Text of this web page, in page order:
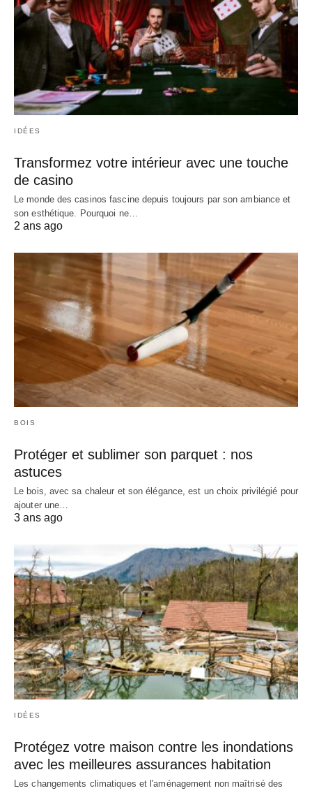
IDÉES
Transformez votre intérieur avec une touche
de casino
Le monde des casinos fascine depuis toujours par son ambiance et
son esthétique. Pourquoi ne…
2 ans ago
BOIS
Protéger et sublimer son parquet : nos
astuces
Le bois, avec sa chaleur et son élégance, est un choix privilégié pour
ajouter une…
3 ans ago
IDÉES
Protégez votre maison contre les inondations
avec les meilleures assurances habitation
Les changements climatiques et l'aménagement non maîtrisé des